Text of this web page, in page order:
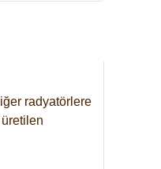
radyatörlere